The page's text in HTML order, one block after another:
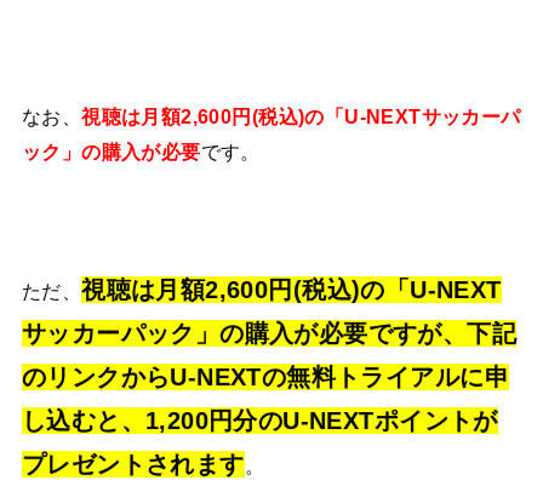
なお、視聴は月額2,600円(税込)の「U-NEXTサッカーパ
ック」の購入が必要です。
ただ、視聴は月額2,600円(税込)の「U-NEXT
サッカーパック」の購入が必要ですが、下記
のリンクからU-NEXTの無料トライアルに申
し込むと、1,200円分のU-NEXTポイントが
プレゼントされます。